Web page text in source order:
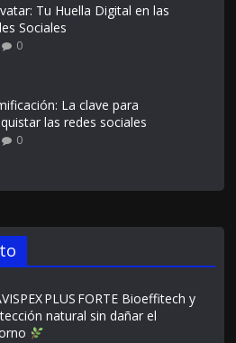
Tu Huella Digital en las
Sociales
0
La clave para
las redes sociales
0
PLUS FORTE Bioeffitech y
natural sin dañar el